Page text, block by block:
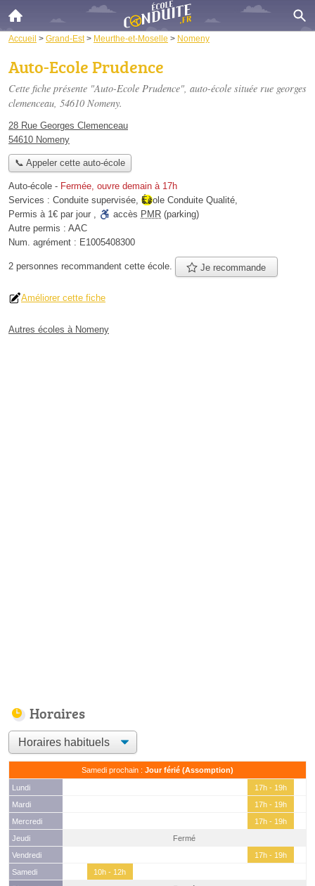
Accueil > Grand-Est> Meurthe-et-Moselle > Nomeny
Auto-Ecole Prudence
Cette fiche présente "Auto-Ecole Prudence", auto-école située rue georges
clemenceau, 54610 Nomeny.
28 Rue Georges Clemenceau
54610 Nomeny
📞 Appeler cette auto-école
Auto-école - Fermée, ouvre demain à 17h
Services : Conduite supervisée, École Conduite Qualité,
Permis à 1€ par jour , accès PMR (parking)
Autre permis : AAC
Num. agrément : E1005408300
2 personnes recommandent cette école. Je recommande
Améliorer cette fiche
Autres écoles à Nomeny
Horaires
Samedi prochain : Jour férié (Assomption)
Lundi
17h - 19h
Mardi
17h - 19h
Mercredi
17h - 19h
Jeudi
Fermé
Vendredi
17h - 19h
Samedi
10h - 12h